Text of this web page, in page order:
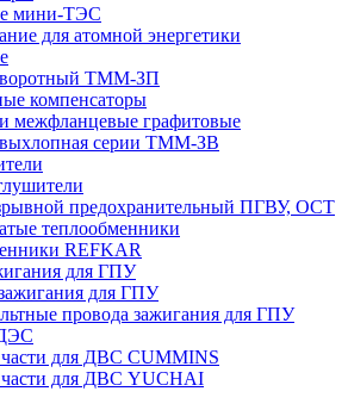
мини-ТЭС
для атомной энергетики
ТММ-ЗП
компенсаторы
межфланцевые графитовые
выхлопная серии ТММ-ЗВ
предохранительный ПГВУ, ОСТ
теплообменники
REFKAR
для ГПУ
для ГПУ
провода зажигания для ГПУ
для ДВС CUMMINS
части для ДВС YUCHAI